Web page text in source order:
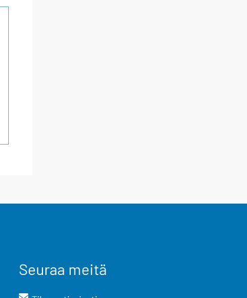
Seuraa meitä